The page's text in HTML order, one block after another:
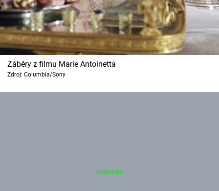
Záběry z filmu Marie Antoinetta
Zdroj: Columbia/Sony